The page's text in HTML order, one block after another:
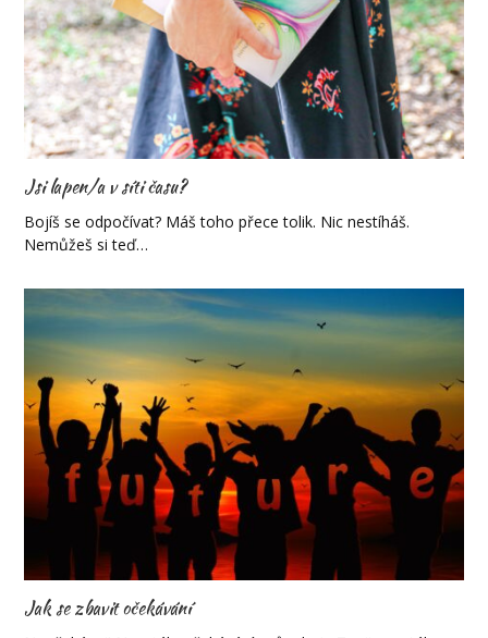
Jsi lapen/a v síti času?
Bojíš se odpočívat? Máš toho přece tolik. Nic nestíháš.
Nemůžeš si teď…
Jak se zbavit očekávání